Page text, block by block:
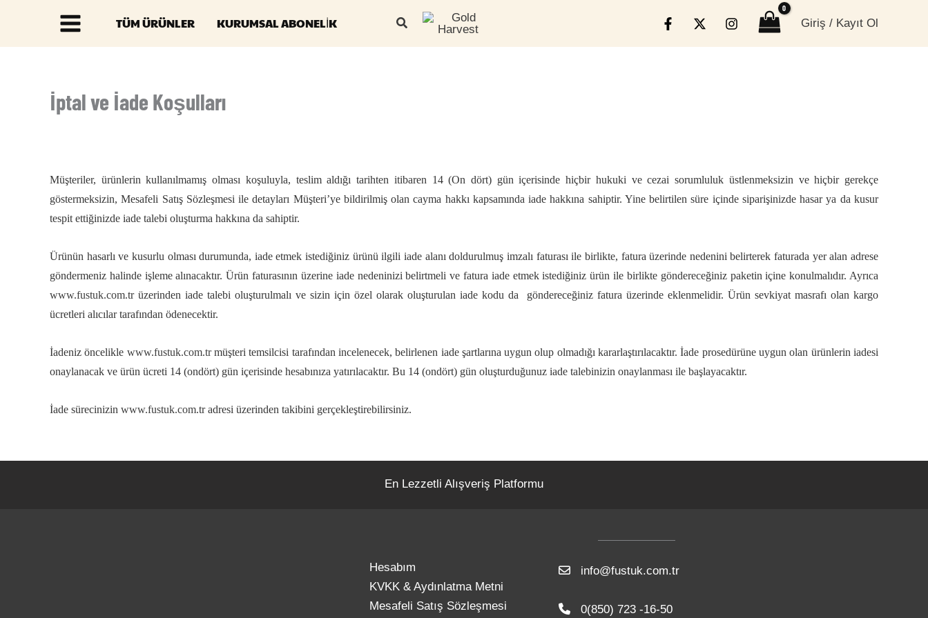
Main
TÜM ÜRÜNLER KURUMSAL ABONELİK Giriş / Kayıt Ol
İptal ve İade Koşulları
Müşteriler, ürünlerin kullanılmamış olması koşuluyla, teslim aldığı tarihten itibaren 14 (On dört) gün içerisinde hiçbir hukuki ve cezai sorumluluk üstlenmeksizin ve hiçbir gerekçe
göstermeksizin, Mesafeli Satış Sözleşmesi ile detayları Müşteri’ye bildirilmiş olan cayma hakkı kapsamında iade hakkına sahiptir. Yine belirtilen süre içinde siparişinizde hasar ya da kusur
tespit ettiğinizde iade talebi oluşturma hakkına da sahiptir.
Ürünün hasarlı ve kusurlu olması durumunda, iade etmek istediğiniz ürünü ilgili iade alanı doldurulmuş imzalı faturası ile birlikte, fatura üzerinde nedenini belirterek faturada yer alan adrese
göndermeniz halinde işleme alınacaktır. Ürün faturasının üzerine iade nedeninizi belirtmeli ve fatura iade etmek istediğiniz ürün ile birlikte göndereceğiniz paketin içine konulmalıdır. Ayrıca
www.fustuk.com.tr üzerinden iade talebi oluşturulmalı ve sizin için özel olarak oluşturulan iade kodu da göndereceğiniz fatura üzerinde eklenmelidir. Ürün sevkiyat masrafı olan kargo
ücretleri alıcılar tarafından ödenecektir.
İadeniz öncelikle www.fustuk.com.trmüşteri temsilcisi tarafından incelenecek, belirlenen iade şartlarına uygun olup olmadığı kararlaştırılacaktır. İade prosedürüne uygun olan ürünlerin iadesi
onaylanacak ve ürün ücreti 14 (ondört) gün içerisinde hesabınıza yatırılacaktır. Bu 14 (ondört) gün oluşturduğunuz iade talebinizin onaylanması ile başlayacaktır.
İade sürecinizin www.fustuk.com.tr adresi üzerinden takibini gerçekleştirebilirsiniz.
En Lezzetli Alışveriş Platformu
Hesabım
KVKK & Aydınlatma Metni
Mesafeli Satış Sözleşmesi
info@fustuk.com.tr
0(850) 723 -16-50